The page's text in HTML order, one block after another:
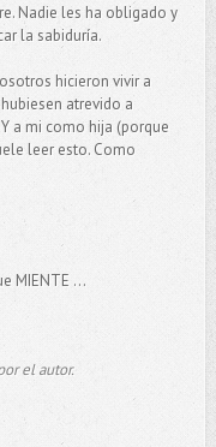
Nadie les ha obligado y
la sabiduría.
hicieron vivir a
atrevido a
a mi como hija (porque
leer esto. Como
MIENTE ...
el autor.